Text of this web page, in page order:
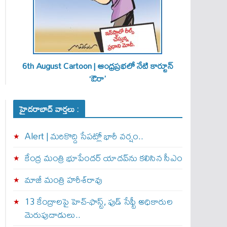
6th August Cartoon | ఆంధ్రప్రభలో నేటి కార్టూన్
‘ఔరా’
హైదరాబాద్ వార్తలు :
Alert | మ‌రికొద్ది సేప‌ట్లో భారీ వ‌ర్షం..
కేంద్ర మంత్రి భూపేందర్ యాదవ్‌ను కలిసిన సీఎం
మాజీ మంత్రి హరీశ్‌రావు
13 కేంద్రాలపై హెచ్-ఫాస్ట్, ఫుడ్ సేఫ్టీ అధికారుల
మెరుపుదాడులు..